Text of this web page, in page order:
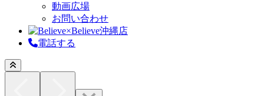
動画広場
お問い合わせ
電話する